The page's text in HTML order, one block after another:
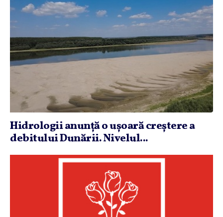
Hidrologii anunţă o uşoară creştere a
debitului Dunării. Nivelul...